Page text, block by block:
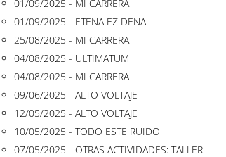
01/09/2025 - MI CARRERA
01/09/2025 - ETENA EZ DENA
25/08/2025 - MI CARRERA
04/08/2025 - ULTIMATUM
04/08/2025 - MI CARRERA
09/06/2025 - ALTO VOLTAJE
12/05/2025 - ALTO VOLTAJE
10/05/2025 - TODO ESTE RUIDO
07/05/2025 - OTRAS ACTIVIDADES: TALLER